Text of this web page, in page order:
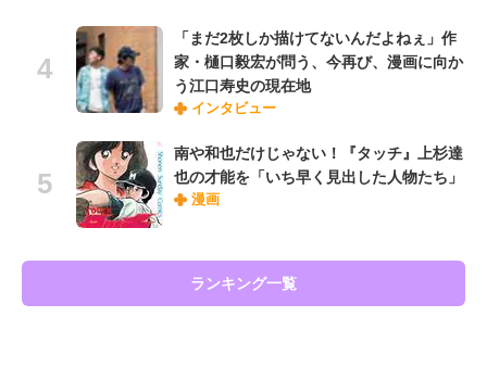
「まだ2枚しか描けてないんだよねぇ」作
家・樋口毅宏が問う、今再び、漫画に向か
う江口寿史の現在地
インタビュー
南や和也だけじゃない！『タッチ』上杉達
也の才能を「いち早く見出した人物たち」
漫画
ランキング一覧